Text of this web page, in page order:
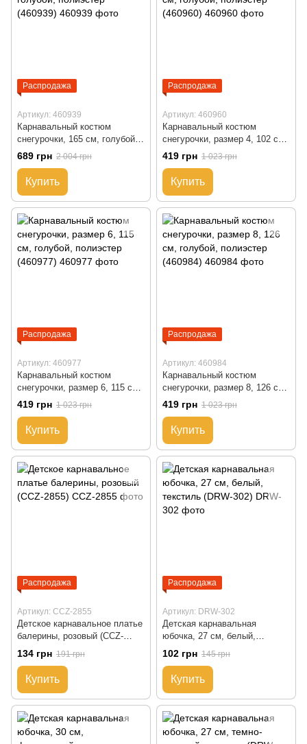
Распродажа
Артикул: 460939
Карнавальный костюм
снегурочки, 165 см, голубой,
полиэстер (460939)
689 грн 2 004 грн
Купить
Распродажа
Артикул: 460960
Карнавальный костюм
снегурочки, размер 4, 102 см,
голубой, полиэстер (460960)
419 грн 1 023 грн
Купить
Распродажа
Артикул: 460977
Карнавальный костюм
снегурочки, размер 6, 115 см,
голубой, полиэстер (460977)
419 грн 1 023 грн
Купить
Распродажа
Артикул: 460984
Карнавальный костюм
снегурочки, размер 8, 126 см,
голубой, полиэстер (460984)
419 грн 1 023 грн
Купить
Распродажа
Артикул: CCZ-2855
Детское карнавальное платье
балерины, розовый (CCZ-
2855)
134 грн 191 грн
Купить
Распродажа
Артикул: DRW-302
Детская карнавальная
юбочка, 27 см, белый,
текстиль (DRW-302)
102 грн 145 грн
Купить